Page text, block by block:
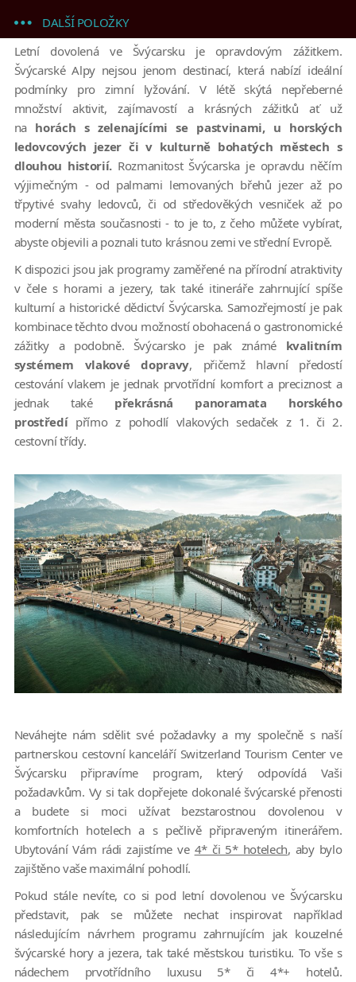
DALŠÍ POLOŽKY
Letní dovolená ve Švýcarsku je opravdovým zážitkem.
Švýcarské Alpy nejsou jenom destinací, která nabízí ideální
podmínky pro zimní lyžování. V létě skýtá nepřeberné
množství aktivit, zajímavostí a krásných zážitků ať už
na horách s zelenajícími se pastvinami, u horských
ledovcových jezer či v kulturně bohatých městech s
dlouhou historií. Rozmanitost Švýcarska je opravdu něčím
výjimečným - od palmami lemovaných břehů jezer až po
třpytivé svahy ledovců, či od středověkých vesniček až po
moderní města současnosti - to je to, z čeho můžete vybírat,
abyste objevili a poznali tuto krásnou zemi ve střední Evropě.
K dispozici jsou jak programy zaměřené na přírodní atraktivity
v čele s horami a jezery, tak také itineráře zahrnující spíše
kulturní a historické dědictví Švýcarska. Samozřejmostí je pak
kombinace těchto dvou možností obohacená o gastronomické
zážitky a podobně. Švýcarsko je pak známé kvalitním
systémem vlakové dopravy, přičemž hlavní předostí
cestování vlakem je jednak prvotřídní komfort a preciznost a
jednak také překrásná panoramata horského
prostředípřímo z pohodlí vlakových sedaček z 1. či 2.
cestovní třídy.
Neváhejte nám sdělit své požadavky a my společně s naší
partnerskou cestovní kanceláří Switzerland Tourism Center ve
Švýcarsku připravíme program, který odpovídá Vaši
požadavkům. Vy si tak dopřejete dokonalé švýcarské přenosti
a budete si moci užívat bezstarostnou dovolenou v
komfortních hotelech a s pečlivě připraveným itinerářem.
Ubytování Vám rádi zajistíme ve 4* či 5* hotelech, aby bylo
zajištěno vaše maximální pohodlí.
Pokud stále nevíte, co si pod letní dovolenou ve Švýcarsku
představit, pak se můžete nechat inspirovat například
následujícím návrhem programu zahrnujícím jak kouzelné
švýcarské hory a jezera, tak také městskou turistiku. To vše s
nádechem prvotřídního luxusu 5* či 4*+ hotelů.